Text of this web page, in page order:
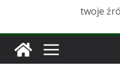
twoje